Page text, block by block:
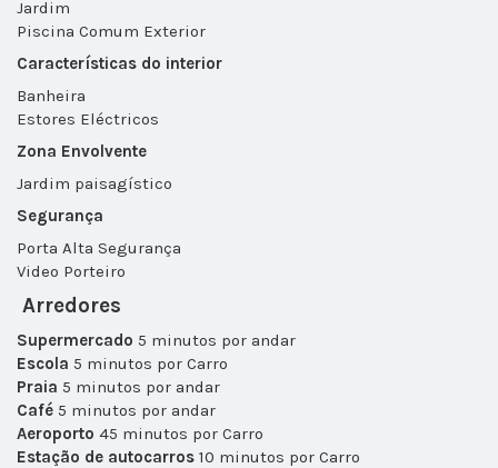
Jardim
Piscina Comum Exterior
Características do interior
Banheira
Estores Eléctricos
Zona Envolvente
Jardim paisagístico
Segurança
Porta Alta Segurança
Video Porteiro
Arredores
Supermercado 5 minutos por andar
Escola 5 minutos por Carro
Praia 5 minutos por andar
Café 5 minutos por andar
Aeroporto 45 minutos por Carro
Estação de autocarros 10 minutos por Carro